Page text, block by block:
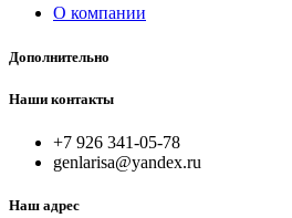
О компании
Дополнительно
Наши контакты
+7 926 341-05-78
genlarisa@yandex.ru
Наш адрес